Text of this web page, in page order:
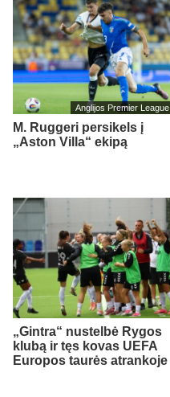
Anglijos Premier League
M. Ruggeri persikels į
„Aston Villa“ ekipą
„Gintra“ nustelbė Rygos
klubą ir tęs kovas UEFA
Europos taurės atrankoje